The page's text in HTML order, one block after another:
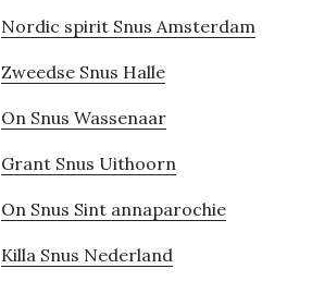
Nordic spirit Snus Amsterdam
Zweedse Snus Halle
On Snus Wassenaar
Grant Snus Uithoorn
On Snus Sint annaparochie
Killa Snus Nederland